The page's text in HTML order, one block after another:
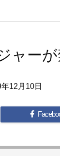
ャー
12月10日